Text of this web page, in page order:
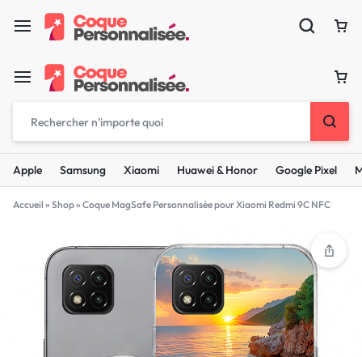
Apple Samsung Xiaomi Huawei & Honor Google Pixel
Accueil » Shop» Coque MagSafe Personnalisée pour Xiaomi Redmi 9C NFC